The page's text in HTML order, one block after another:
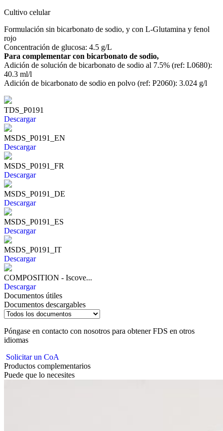
Cultivo celular
Formulación sin bicarbonato de sodio, y con L-Glutamina y fenol
rojo
Concentración de glucosa: 4.5 g/L
Para complementar con bicarbonato de sodio,
Adición de solución de bicarbonato de sodio al 7.5% (ref: L0680):
40.3 ml/l
Adición de bicarbonato de sodio en polvo (ref: P2060): 3.024 g/l
TDS_P0191
Descargar
MSDS_P0191_EN
Descargar
MSDS_P0191_FR
Descargar
MSDS_P0191_DE
Descargar
MSDS_P0191_ES
Descargar
MSDS_P0191_IT
Descargar
COMPOSITION - Iscove...
Descargar
Documentos útiles
Documentos descargables
Póngase en contacto con nosotros para obtener FDS en otros
idiomas
Solicitar un CoA
Productos complementarios
Puede que lo necesites